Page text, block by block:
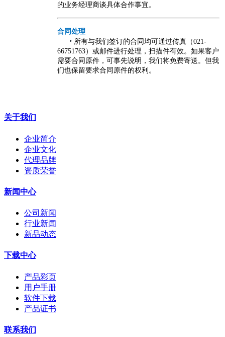
的业务经理商谈具体合作事宜。
合同处理
• 所有与我们签订的合同均可通过传真（021-
66751763）或邮件进行处理，扫描件有效。如果客户
需要合同原件，可事先说明，我们将免费寄送。但我
们也保留要求合同原件的权利。
关于我们
企业简介
企业文化
代理品牌
资质荣誉
新闻中心
公司新闻
行业新闻
新品动态
下载中心
产品彩页
用户手册
软件下载
产品证书
联系我们